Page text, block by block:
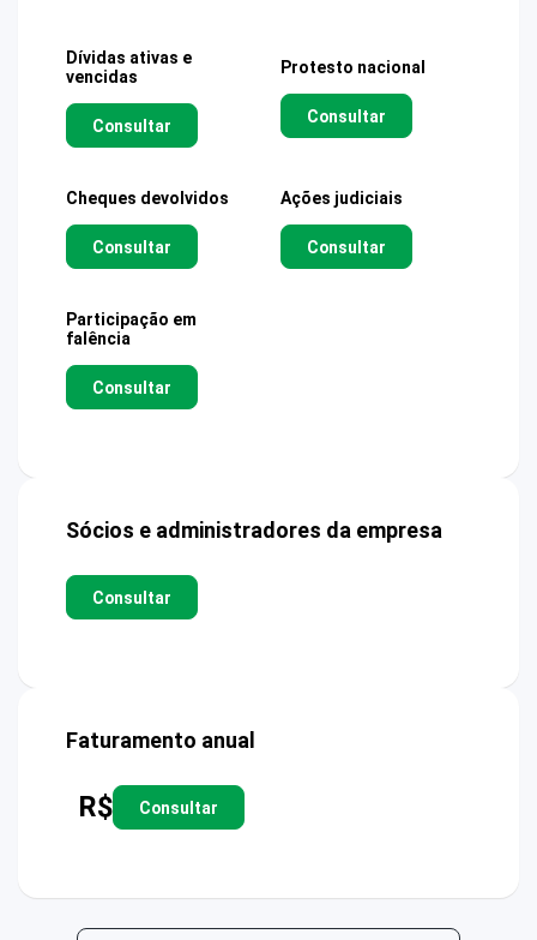
Dívidas ativas e
vencidas
Consultar
Protesto nacional
Consultar
Cheques devolvidos
Consultar
Ações judiciais
Consultar
Participação em
falência
Consultar
Sócios e administradores da empresa
Consultar
Faturamento anual
R$ Consultar